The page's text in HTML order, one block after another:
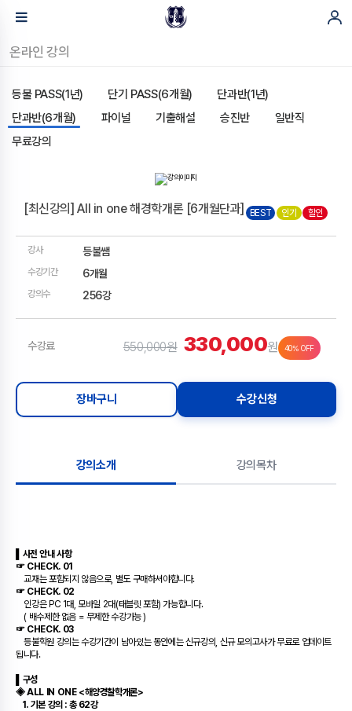
온라인 강의
등불 PASS(1년) 단기 PASS(6개월)
단과반(1년)
단과반(6개월)
파이널 기출해설 승진반
일반직
무료강의
[최신강의] All in one 해경학개론 [6개월단과] BEST 인기 할인
강사 등불쌤
수강기간 6개월
강의수 256강
수강료 550,000원 330,000원 40% OFF
장바구니 수강신청
강의소개 강의목차
▌사전 안내 사항
☞ CHECK. 01
교재는 포함되지 않음으로, 별도 구매하셔야합니다.
☞ CHECK. 02
인강은 PC 1대, 모바일 2대(태블릿 포함) 가능합니다.
( 배수제한 없음 = 무제한 수강가능 )
☞ CHECK. 03
등불학원 강의는 수강기간이 남아있는 동안에는 신규강의, 신규 모의고사가 무료로 업데이트
됩니다.
▌구성
◈ ALL IN ONE <해양경찰학개론>
1. 기본 강의 : 총 62강